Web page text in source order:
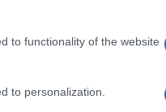
to functionality of the website
to personalization.
y